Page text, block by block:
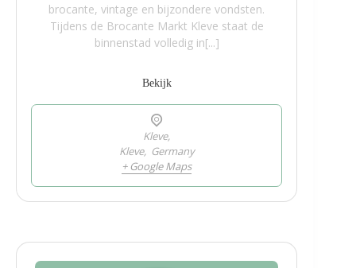
brocante, vintage en bijzondere vondsten.
Tijdens de Brocante Markt Kleve staat de
binnenstad volledig in[...]
Bekijk
Kleve,
Kleve, Germany
+ Google Maps